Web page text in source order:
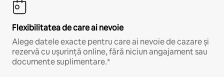
Flexibilitatea de care ai nevoie
Alege datele exacte pentru care ai nevoie de cazare și
rezervă cu ușurință online, fără niciun angajament sau
documente suplimentare.*